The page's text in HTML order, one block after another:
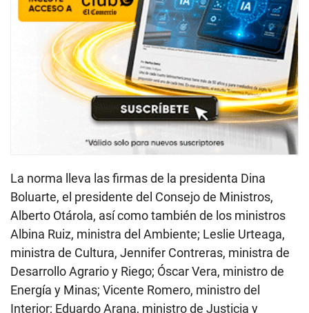
La norma lleva las firmas de la presidenta Dina
Boluarte, el presidente del Consejo de Ministros,
Alberto Otárola, así como también de los ministros
Albina Ruiz, ministra del Ambiente; Leslie Urteaga,
ministra de Cultura, Jennifer Contreras, ministra de
Desarrollo Agrario y Riego; Óscar Vera, ministro de
Energía y Minas; Vicente Romero, ministro del
Interior; Eduardo Arana, ministro de Justicia y